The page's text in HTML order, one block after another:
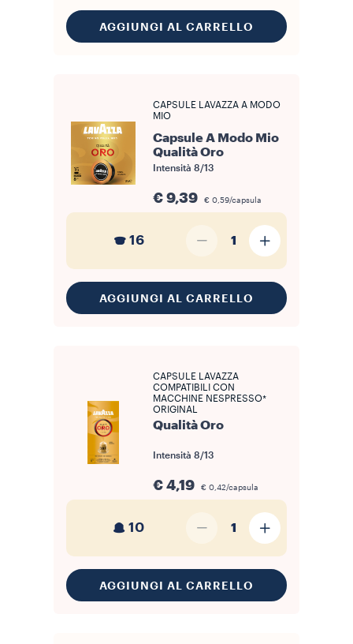
AGGIUNGI AL CARRELLO
CAPSULE LAVAZZA A MODO
MIO
Capsule A Modo Mio
Qualità Oro
Intensità 8/13
€ 9,39 € 0,59/capsula
16 1
AGGIUNGI AL CARRELLO
CAPSULE LAVAZZA
COMPATIBILI CON
MACCHINE NESPRESSO*
ORIGINAL
Qualità Oro
Intensità 8/13
€ 4,19 € 0,42/capsula
10 1
AGGIUNGI AL CARRELLO